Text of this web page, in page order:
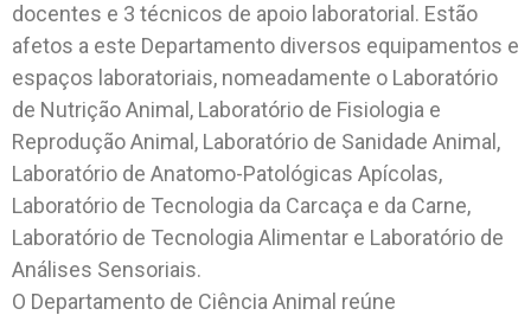
docentes e 3 técnicos de apoio laboratorial. Estão
afetos a este Departamento diversos equipamentos e
espaços laboratoriais, nomeadamente o Laboratório
de Nutrição Animal, Laboratório de Fisiologia e
Reprodução Animal, Laboratório de Sanidade Animal,
Laboratório de Anatomo-Patológicas Apícolas,
Laboratório de Tecnologia da Carcaça e da Carne,
Laboratório de Tecnologia Alimentar e Laboratório de
Análises Sensoriais.
O Departamento de Ciência Animal reúne